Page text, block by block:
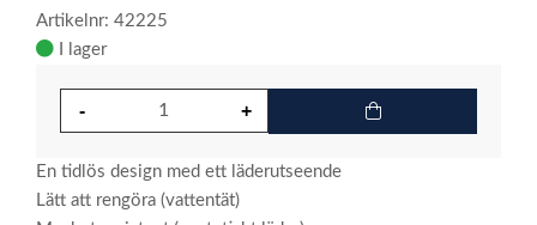
Artikelnr: 42225
I lager
En tidlös design med ett läderutseende
Lätt att rengöra (vattentät)